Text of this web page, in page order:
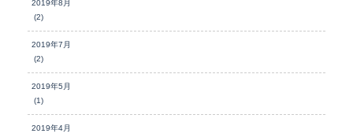
2019年8月
(2)
2019年7月
(2)
2019年5月
(1)
2019年4月